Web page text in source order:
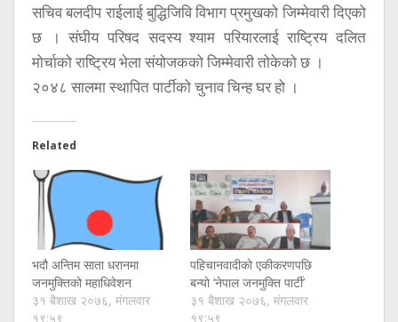
सचिव बलदीप राईलाई बुद्धिजिवि विभाग प्रमुखको जिम्मेवारी दिएको
छ । संघीय परिषद सदस्य श्याम परियारलाई राष्ट्रिय दलित
मोर्चाको राष्ट्रिय भेला संयोजकको जिम्मेवारी तोकेको छ ।
२०४८ सालमा स्थापित पार्टीको चुनाव चिन्ह घर हो ।
Related
भदौ अन्तिम साता धरानमा
जनमुक्तिको महाधिवेशन
३१ बैशाख २०७६, मंगलवार
१९:५९
पहिचानवादीको एकीकरणपछि
बन्याे ‘नेपाल जनमुक्ति पार्टी’
३१ बैशाख २०७६, मंगलवार
१९:५९